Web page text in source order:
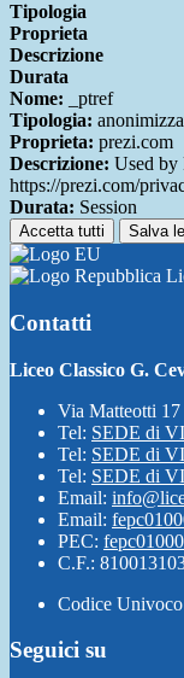
Tipologia
Proprieta
Descrizione
Durata
Nome: _ptref
Tipologia:
Proprieta: prezi.com
Descrizione: Used by
https://prezi.com/
Durata: Session
Accetta tutti Salva
Contatti
Liceo Classico G.
Via Matteotti 17
Tel: SEDE di
Tel: SEDE di
Tel: SEDE di
Email:
Email:
PEC:
C.F.:
Codice
Seguici su